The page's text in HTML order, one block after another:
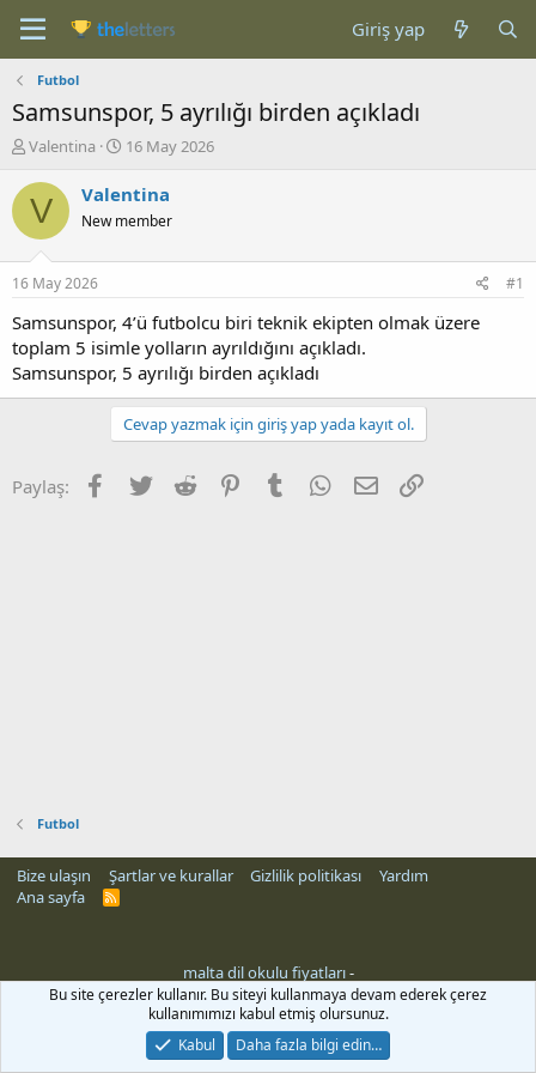
Giriş yap
Futbol
Samsunspor, 5 ayrılığı birden açıkladı
K
n
b
u
u
b
a
l
a
t
Valentina
B
ş
a
ç
t
a
r
i
h
i
16 May 2026
V Valentina
New member
16 May 2026 #1
Samsunspor, 4’ü futbolcu biri teknik ekipten olmak üzere
toplam 5 isimle yolların ayrıldığını açıkladı.
Samsunspor, 5 ayrılığı birden açıkladı
Cevap yazmak için giriş yap yada kayıt ol.
Paylaş: Facebook
Twitter Reddit PinterestTumblr WhatsApp
E-posta
Futbol
Bize ulaşın Şartlar ve kurallar Gizlilik politikası
Yardım
Ana sayfa
R
malta dil okulu fiyatları-
Bu site çerezler kullanır. Bu siteyi kullanmaya devam ederek çerez
kullanımımızı kabul etmiş olursunuz.
Kabul
Daha fazla bilgi edin…